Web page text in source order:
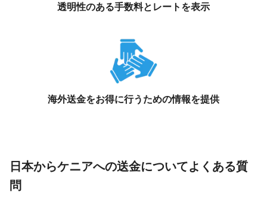
透明性のある手数料とレートを表示
海外送金をお得に行うための情報を提供
日本からケニアへの送金についてよくある質
問